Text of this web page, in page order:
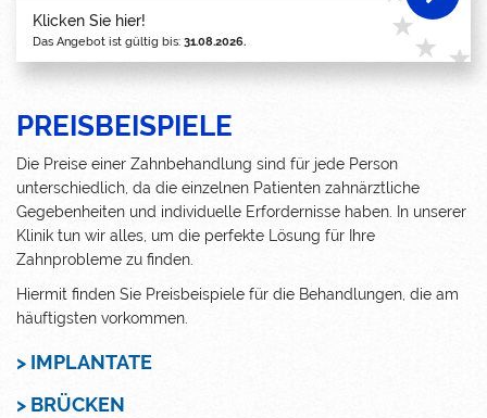
Klicken Sie hier!
Das Angebot ist gültig bis: 31.08.2026.
PREISBEISPIELE
Die Preise einer Zahnbehandlung sind für jede Person
unterschiedlich, da die einzelnen Patienten zahnärztliche
Gegebenheiten und individuelle Erfordernisse haben. In unserer
Klinik tun wir alles, um die perfekte Lösung für Ihre
Zahnprobleme zu finden.
Hiermit finden Sie Preisbeispiele für die Behandlungen, die am
häuftigsten vorkommen.
> IMPLANTATE
> BRÜCKEN